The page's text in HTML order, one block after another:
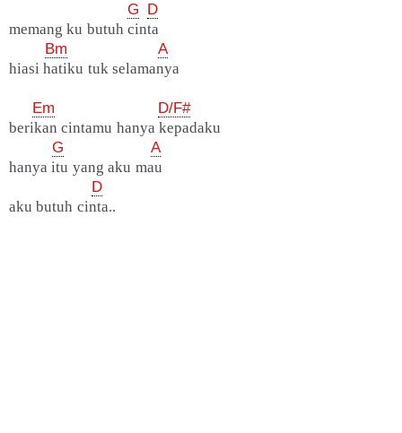
G D
memang ku butuh cinta
Bm
A
hiasi hatiku tuk selamanya
Em
D/F#
berikan cintamu hanya kepadaku
G
A
hanya itu yang aku mau
D
aku butuh cinta..